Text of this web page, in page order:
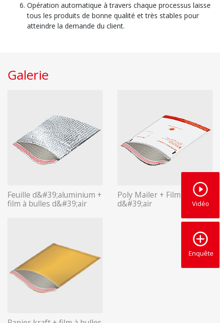
Vidéo
Enquête
Opération automatique à travers chaque processus laisse
tous les produits de bonne qualité et très stables pour
atteindre la demande du client.
Galerie
Feuille d&#39;aluminium +
film à bulles d&#39;air
Poly Mailer + Film à bulles
d&#39;air